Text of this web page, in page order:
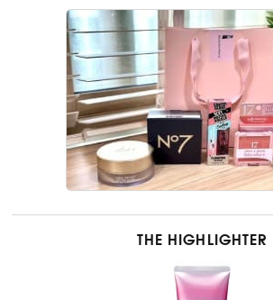
THE HIGHLIGHTER